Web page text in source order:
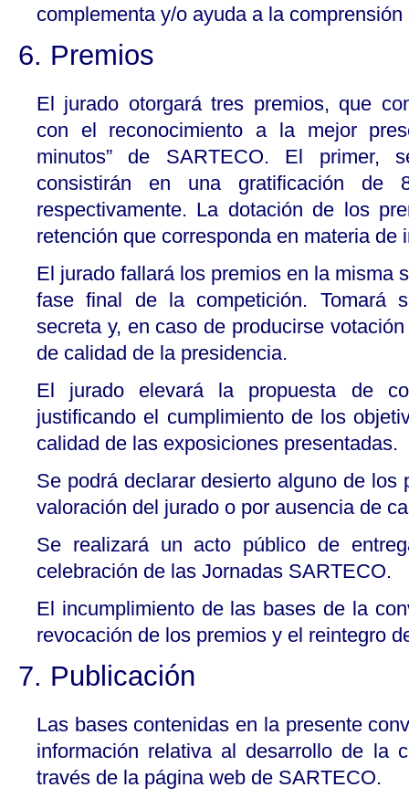
complementa y/o ayuda a la
6. Premios
El jurado otorgará tres premios, que
con el reconocimiento a la mejor
minutos” de SARTECO. El primer,
consistirán en una gratificación
respectivamente. La dotación de los
retención que corresponda en materia de
El jurado fallará los premios en la misma
fase final de la competición. Tomará
secreta y, en caso de producirse
de calidad de la presidencia.
El jurado elevará la propuesta de
justificando el cumplimiento de los
calidad de las exposiciones presentadas.
Se podrá declarar desierto alguno de los
valoración del jurado o por ausencia de
Se realizará un acto público de
celebración de las Jornadas SARTECO.
El incumplimiento de las bases de la
revocación de los premios y el reintegro
7. Publicación
Las bases contenidas en la presente
información relativa al desarrollo de la
través de la página web de SARTECO.